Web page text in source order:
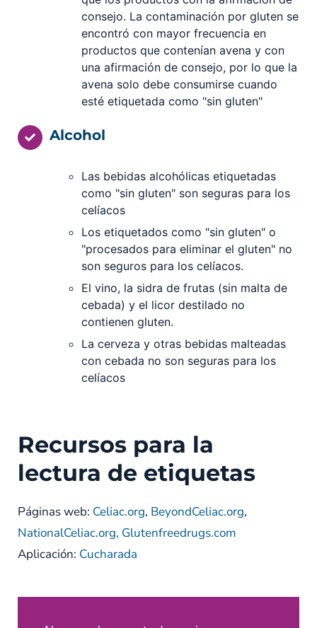
consejo. La contaminación por gluten se
encontró con mayor frecuencia en
productos que contenían avena y con
una afirmación de consejo, por lo que la
avena solo debe consumirse cuando
esté etiquetada como "sin gluten"
Alcohol
Las bebidas alcohólicas etiquetadas
como "sin gluten" son seguras para los
celíacos
Los etiquetados como "sin gluten" o
"procesados para eliminar el gluten" no
son seguros para los celíacos.
El vino, la sidra de frutas (sin malta de
cebada) y el licor destilado no
contienen gluten.
La cerveza y otras bebidas malteadas
con cebada no son seguras para los
celíacos
Recursos para la
lectura de etiquetas
Páginas web: Celiac.org, BeyondCeliac.org,
NationalCeliac.org, Glutenfreedrugs.com
Aplicación: Cucharada